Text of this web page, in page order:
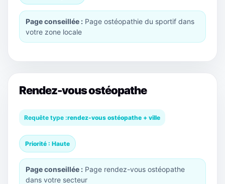
Page conseillée : Page ostéopathie du sportif dans
votre zone locale
Rendez-vous ostéopathe
Requête type :rendez-vous ostéopathe + ville
Priorité : Haute
Page conseillée : Page rendez-vous ostéopathe
dans votre secteur